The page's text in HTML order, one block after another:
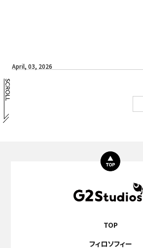
April, 03, 2026
TOP
フィロソフィー